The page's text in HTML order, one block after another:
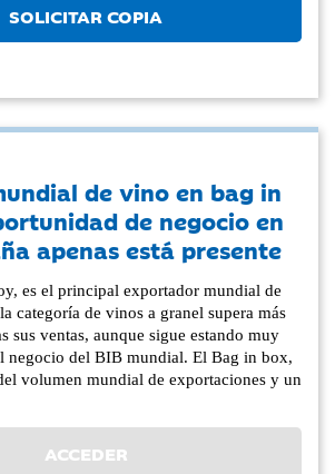
SOLICITAR COPIA
de vino en bag in
de negocio en
apenas está presente
es el principal exportador mundial de
categoría de vinos a granel supera más
sus ventas, aunque sigue estando muy
negocio del BIB mundial. El Bag in box,
volumen mundial de exportaciones y un
ACCEDER